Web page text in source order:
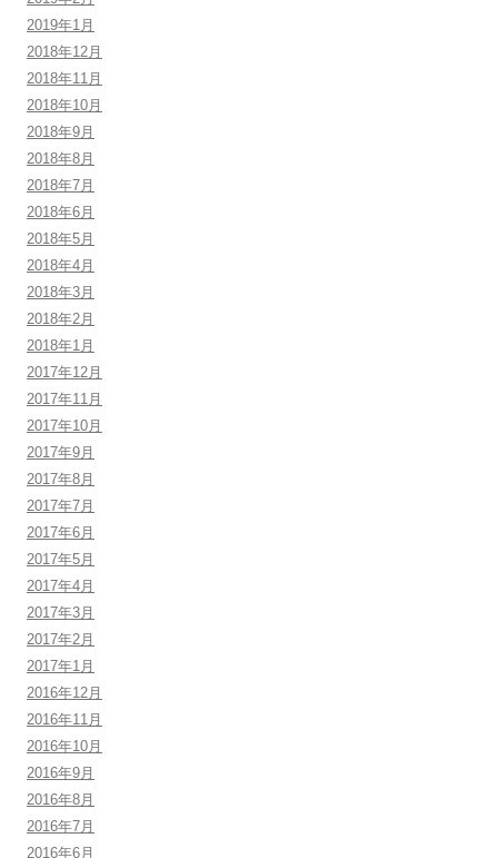
2019年1月
2018年12月
2018年11月
2018年10月
2018年9月
2018年8月
2018年7月
2018年6月
2018年5月
2018年4月
2018年3月
2018年2月
2018年1月
2017年12月
2017年11月
2017年10月
2017年9月
2017年8月
2017年7月
2017年6月
2017年5月
2017年4月
2017年3月
2017年2月
2017年1月
2016年12月
2016年11月
2016年10月
2016年9月
2016年8月
2016年7月
2016年6月